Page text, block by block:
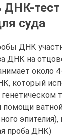
ДНК-тест
суда
ДНК
ДНК на
около
который
ватной
эпителия),
проба ДНК)